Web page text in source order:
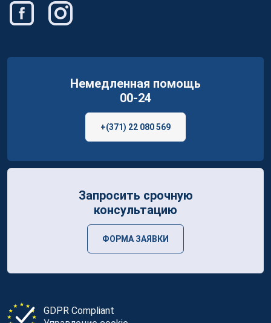
GDPR Compliant
Немедленная помощь
00-24
+(371) 22 080 569
Запросить срочную
консультацию
ФОРМА ЗАЯВКИ